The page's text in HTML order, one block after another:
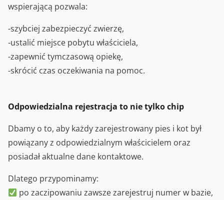
wspierającą pozwala:
-szybciej zabezpieczyć zwierzę,
-ustalić miejsce pobytu właściciela,
-zapewnić tymczasową opiekę,
-skrócić czas oczekiwania na pomoc.
Odpowiedzialna rejestracja to nie tylko chip
Dbamy o to, aby każdy zarejestrowany pies i kot był
powiązany z odpowiedzialnym właścicielem oraz
posiadał aktualne dane kontaktowe.
Dlatego przypominamy:
po zaczipowaniu zawsze zarejestruj numer w bazie,